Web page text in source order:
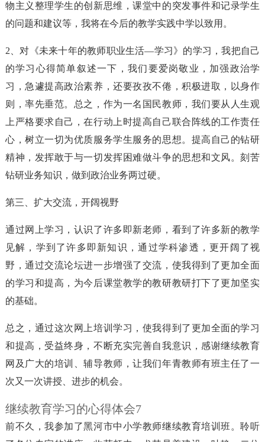
物主义整理学生的创新思维，课堂中的突发事件和记录学生
的问题和建议等，我将在今后的教学实践中学以致用。
2、对《未来十年的教师职业生活—学习》的学习，我把自己
的学习心得简单叙述一下，我们要爱岗敬业，加强政治学
习，急遽提高政治素养，还要孜孜不倦，积极进取，以身作
则，率先垂范。总之，作为一名国民教师，我们要从人生观
上严格要求自己，在行动上时提高自己联合阵线的工作责任
心，树立一切为优质服务学生服务的思想。提高自己的钻研
精神，发挥敢于与一切发挥困难做斗争的思想和文风。刻苦
钻研业务知识，做到政治业务两过硬。
第三、扩大交流，开阔视野
通过网上学习，认识了许多即新老师，看到了许多新的教学
见解，学到了许多即新知识，通过学科渗透，更开阔了视
野，通过交流论坛进一步增强了交流，使我得到了更加全面
的学习和提高，为今后课堂教学的教研教研打下了更加坚实
的基础。
总之，通过这次网上培训学习，使我得到了更加全面的学习
和提高，受益终身，不断充实完善自我意识，感谢继续教育
网及广大的培训、辅导教师，让我们年青教师有班主任了一
次又一次讲授、进步的机会。
继续教育学习的心得体会7
前不久，我参加了黑河市中小学教师继续教育培训班。聆听